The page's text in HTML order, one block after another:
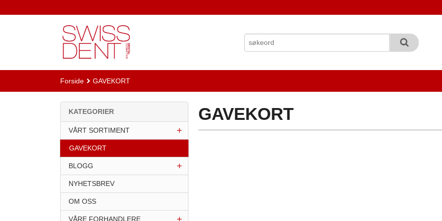
til
Forside GAVEKORT
GAVEKORT
KATEGORIER
VÅRT SORTIMENT
GAVEKORT
BLOGG
NYHETSBREV
OM OSS
VÅRE FORHANDLERE